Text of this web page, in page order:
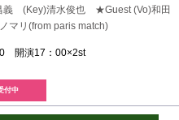
(Key)清水俊也 ★Guest (Vo)和田
マリ(from paris match)
開演17：00×2st
付中